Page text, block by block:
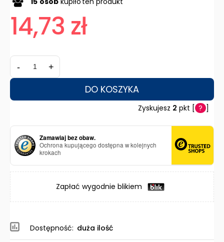
14,73 zł
- +
DO KOSZYKA
Zyskujesz 2 pkt [ ? ]
Zamawiaj bez obaw.
Ochrona kupującego dostępna w kolejnych
krokach
Zapłać wygodnie blikiem
Dostępność: duża ilość